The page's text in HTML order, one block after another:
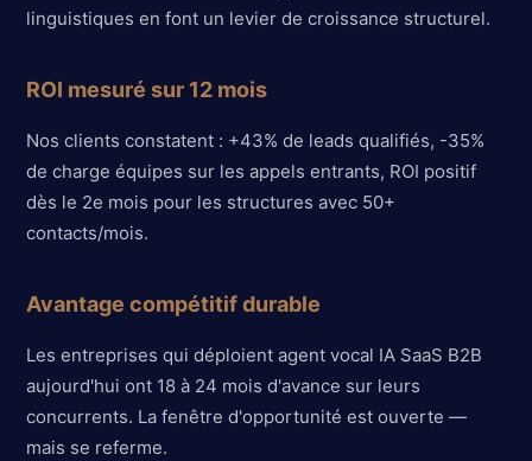
linguistiques en font un levier de croissance structurel.
ROI mesuré sur 12 mois
Nos clients constatent : +43% de leads qualifiés, -35%
de charge équipes sur les appels entrants, ROI positif
dès le 2e mois pour les structures avec 50+
contacts/mois.
Avantage compétitif durable
Les entreprises qui déploient agent vocal IA SaaS B2B
aujourd'hui ont 18 à 24 mois d'avance sur leurs
concurrents. La fenêtre d'opportunité est ouverte —
mais se referme.